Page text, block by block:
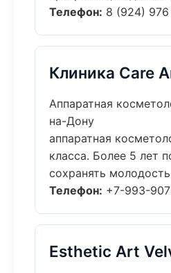
Телефон: 8 (924)
Клиника Care
Аппаратная
на-Дону
аппаратная
класса. Более 5 лет
сохранять
Телефон: +7-993-
Esthetic Art